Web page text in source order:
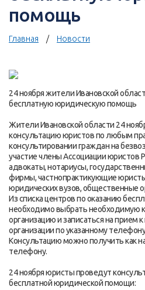
помощь
Главная Новости
24 ноября жители Ивановской
бесплатную юридическую помощь
Жители Ивановской области 24
консультацию юристов по любым
консультировании граждан на
участие члены Ассоциации юристов
адвокаты, нотариусы,
фирмы, частнопрактикующие
юридических вузов, общественные
Из списка центров по оказанию
необходимо выбрать необходимую
организацию и записаться на прием
организации по указанному
Консультацию можно получить как
телефону.
24 ноября юристы проведут
бесплатной юридической помощи: